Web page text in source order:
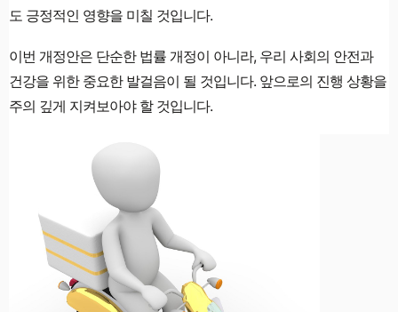
도 긍정적인 영향을 미칠 것입니다.
이번 개정안은 단순한 법률 개정이 아니라, 우리 사회의 안전과
건강을 위한 중요한 발걸음이 될 것입니다. 앞으로의 진행 상황을
주의 깊게 지켜보아야 할 것입니다.